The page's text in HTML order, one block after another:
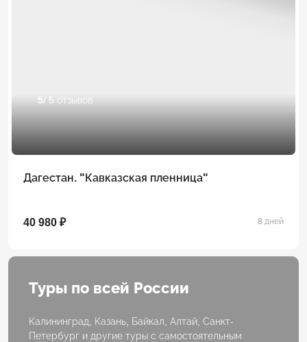
5/ 5 отзывов
Дагестан. "Кавказская пленница"
40 980 ₽ 8 дней
Туры по всей России
Калининград, Казань, Байкал, Алтай, Санкт-
Петербург и другие туры с самостоятельным